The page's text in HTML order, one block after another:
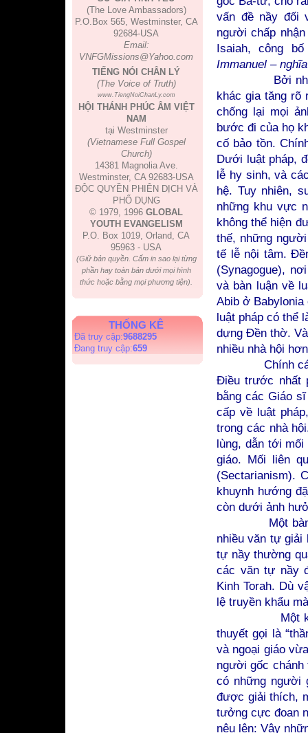
(The Love Ambassadors)
P.O.Box 565, Westminster, CA
92684-USA
Email:
VNFGMissions@Yahoo.com
TIẾNG NÓI CHÂN LÝ
(The Voice of Truth)
www.TiengNoiChanLy.com
HỘI THÁNH PHÚC ÂM VIỆT
NAM
tại Westminster
(Vietnamese Full Gospel
Church)
14381 Magnolia Ave.
Westminster, CA 92683-USA
ĐỘC QUYỀN PHIÊN DỊCH VÀ
PHỔ DỤNG
© 1979, 1996 GLOBAL
YOUTH EVANGELISM
P.O. Box 1019, Orland, CA
95963 - USA
(Giữ bản quyền. Cấm in sao lại từng
phần hay toàn bản dưới mọi hình
thức hoặc bằng mọi phương tiện).
THỐNG KÊ
Đã truy cập:9688295
Đang truy cập:659
vấn đề nầy đối
người chấp
Isaiah, công
Immanuel –
Bởi những
khác gia tăng rõ
chống lại mọi
bước đi của họ
cố bảo tồn.
Dưới luật pháp,
lễ hy sinh, và
hệ. Tuy nhiên,
những khu vực
không thể hiện
thế, những
tế lễ nội tâm.
(Synagogue),
và bàn luận về
Abib ở
luật pháp có thể
dựng Đền thờ.
nhiều nhà hội
Chính các
Điều trước nhất
bằng các Giáo
cấp về luật
trong các nhà
lùng, dẫn tới
giáo. Mối liên
(Sectarianism).
khuynh hướng
còn dưới ảnh
Một bành
nhiều văn tự giải
tự nầy thường
các văn tự nầy
Kinh Torah. Dù
lệ truyền khẩu
Một khai
thuyết gọi là
và ngoại giáo
người gốc
có những người
được giải thích,
tưởng cực đoan
nêu lên: Vậy